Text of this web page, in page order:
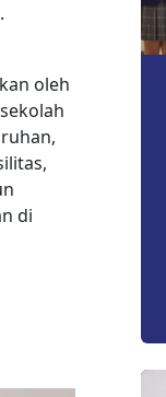
oleh
di